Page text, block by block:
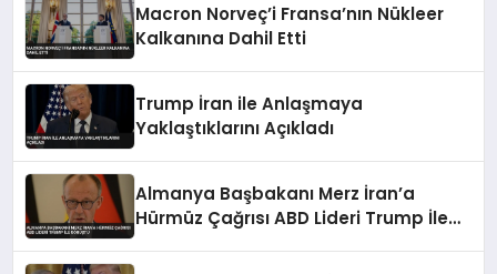
Macron Norveç’i Fransa’nın Nükleer
Kalkanına Dahil Etti
Trump İran ile Anlaşmaya
Yaklaştıklarını Açıkladı
Almanya Başbakanı Merz İran’a
Hürmüz Çağrısı ABD Lideri Trump İle